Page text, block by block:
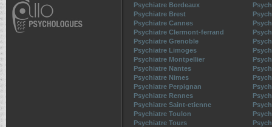
Psychiatre Bordeaux
Psychiatre Brest
Psychiatre Cannes
Psychiatre Clermont-ferrand
Psychiatre Grenoble
Psychiatre Limoges
Psychiatre Montpellier
Psychiatre Nantes
Psychiatre Nimes
Psychiatre Perpignan
Psychiatre Rennes
Psychiatre Saint-etienne
Psychiatre Toulon
Psychiatre Tours